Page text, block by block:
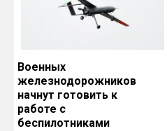
Военных
железнодорожников
начнут готовить к
работе с
беспилотниками